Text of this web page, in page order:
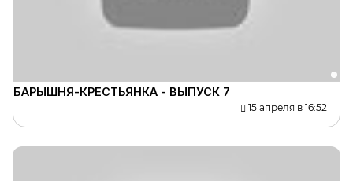
БАРЫШНЯ-КРЕСТЬЯНКА - ВЫПУСК 7
15 апреля в 16:52